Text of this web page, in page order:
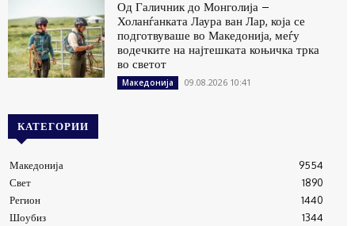
Од Галичник до Монголија –
Холанѓанката Лаура ван Лар, која се
подготвуваше во Македонија, меѓу
водечките на најтешката коњичка трка
во светот
Македонија 09.08.2026 10:41
КАТЕГОРИИ
Македонија
9554
Свет
1890
Регион
1440
Шоубиз
1344